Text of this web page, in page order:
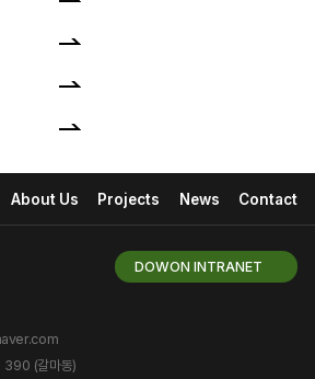
About Us Projects News Contact
390 (갈마동)
DOWON INTRANET